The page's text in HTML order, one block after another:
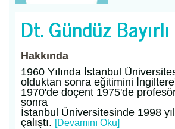
Dt. Gündüz Bayırlı
Hakkında
1960 Yılında İstanbul
olduktan sonra eğitimini
1970'de doçent 1975'de
sonra
İstanbul Üniversitesinde 1998
çalıştı. [Devamını Oku]